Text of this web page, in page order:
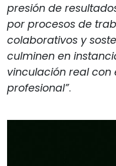
presión de
por procesos de
colaborativos y
culminen en
vinculación real con
profesional”.